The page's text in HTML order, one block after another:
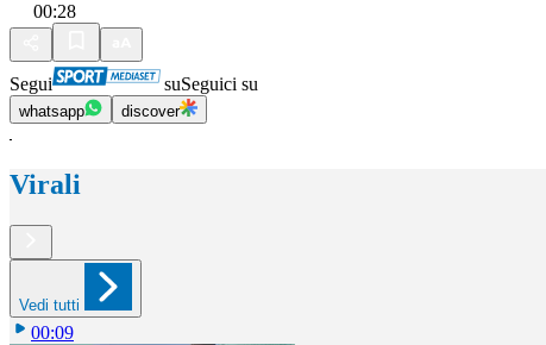
00:28
Segui suSeguici su
whatsapp discover
Virali
Vedi tutti
00:09